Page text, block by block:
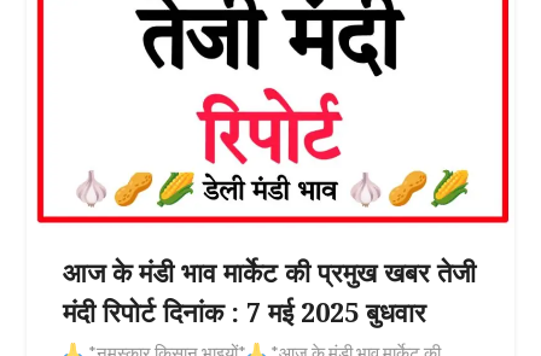
आज के मंडी भाव मार्केट की प्रमुख खबर तेजी
मंदी रिपोर्ट दिनांक : 7 मई 2025 बुधवार